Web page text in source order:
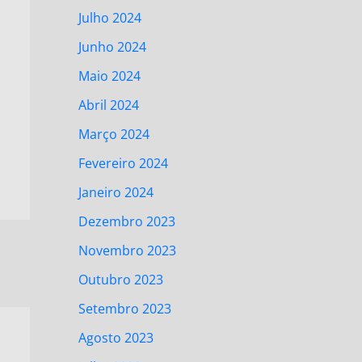
Julho 2024
Junho 2024
Maio 2024
Abril 2024
Março 2024
Fevereiro 2024
Janeiro 2024
Dezembro 2023
Novembro 2023
Outubro 2023
Setembro 2023
Agosto 2023